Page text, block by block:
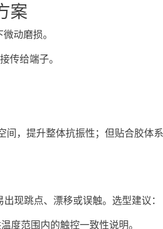
案
动磨损。
传给端子。
，提升整体抗振性；但贴合胶体
现跳点、漂移或误触。选型建议：
度范围内的触控一致性说明。